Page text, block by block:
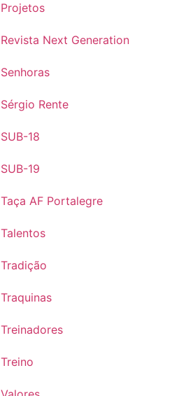
Projetos
Revista Next Generation
Senhoras
Sérgio Rente
SUB-18
SUB-19
Taça AF Portalegre
Talentos
Tradição
Traquinas
Treinadores
Treino